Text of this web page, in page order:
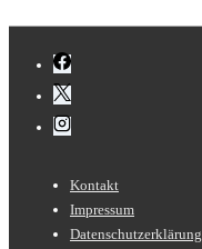
Footer-
Menü
Kontakt
Impressum
Datenschutzerklärung